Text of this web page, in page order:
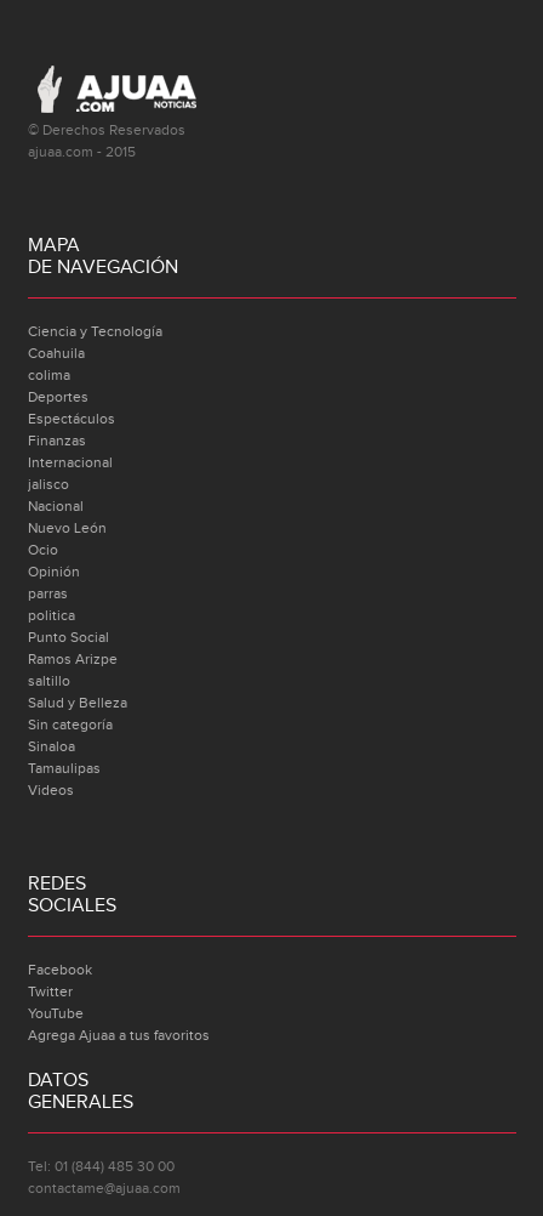
© Derechos Reservados
ajuaa.com - 2015
MAPA
DE NAVEGACIÓN
Ciencia y Tecnología
Coahuila
colima
Deportes
Espectáculos
Finanzas
Internacional
jalisco
Nacional
Nuevo León
Ocio
Opinión
parras
politica
Punto Social
Ramos Arizpe
saltillo
Salud y Belleza
Sin categoría
Sinaloa
Tamaulipas
Videos
REDES
SOCIALES
Facebook
Twitter
YouTube
Agrega Ajuaa a tus favoritos
DATOS
GENERALES
Tel: 01 (844) 485 30 00
contactame@ajuaa.com